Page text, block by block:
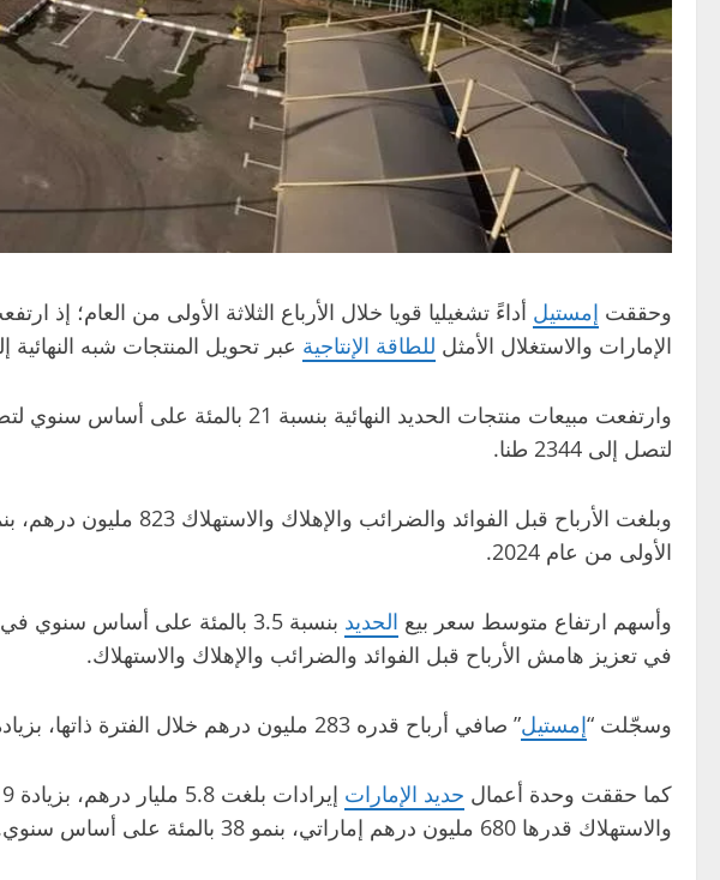
وحققت إمستيل
الإمارات والاستغلال الأمثل للطاقة الإنتاجية عبر تحويل المنتجات شبه النهائية
وارتفعت مبيعات منتجات الحديد النهائية بنسبة 21 بالمئة على أساس سنوي لتصل إلى 2428 طنا، كما سجلت مبيعات
لتصل إلى 2344 طنا.
الأولى من عام 2024.
وأسهم ارتفاع متوسط سعر بيع الحديد
في تعزيز هامش الأرباح قبل الفوائد والضرائب والإهلاك والاستهلاك.
وسجّلت “إمستيل” صافي أرباح قدره 283 مليون درهم خلال الفترة ذاتها، بزيادة بلغت 209 بالمئة مقارنة بالفترة نفسها من العام الماضي.
كما حققت وحدة أعمال حديد الإمارات
والاستهلاك قدرها 680 مليون درهم إماراتي، بنمو 38 بالمئة على أساس سنوي.